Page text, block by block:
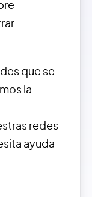
que se
la
redes
ayuda